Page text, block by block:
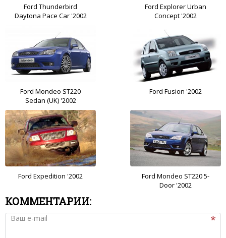
Ford Thunderbird
Daytona Pace Car '2002
Ford Explorer Urban
Concept '2002
Ford Mondeo ST220
Sedan (UK) '2002
Ford Fusion '2002
Ford Expedition '2002
Ford Mondeo ST220 5-
Door '2002
КОММЕНТАРИИ:
Ваш e-mail